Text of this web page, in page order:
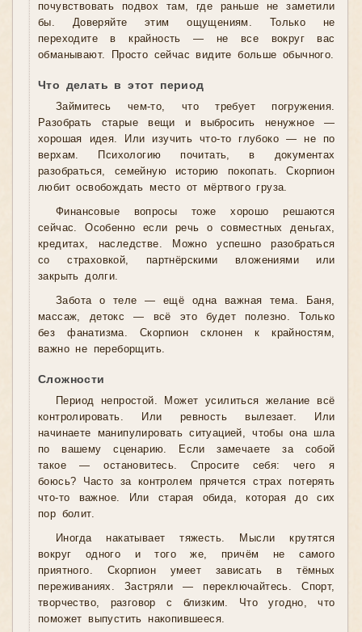
почувствовать подвох там, где раньше не заметили
бы. Доверяйте этим ощущениям. Только не
переходите в крайность — не все вокруг вас
обманывают. Просто сейчас видите больше обычного.
Что делать в этот период
Займитесь чем-то, что требует погружения.
Разобрать старые вещи и выбросить ненужное —
хорошая идея. Или изучить что-то глубоко — не по
верхам. Психологию почитать, в документах
разобраться, семейную историю покопать. Скорпион
любит освобождать место от мёртвого груза.
Финансовые вопросы тоже хорошо решаются
сейчас. Особенно если речь о совместных деньгах,
кредитах, наследстве. Можно успешно разобраться
со страховкой, партнёрскими вложениями или
закрыть долги.
Забота о теле — ещё одна важная тема. Баня,
массаж, детокс — всё это будет полезно. Только
без фанатизма. Скорпион склонен к крайностям,
важно не переборщить.
Сложности
Период непростой. Может усилиться желание всё
контролировать. Или ревность вылезает. Или
начинаете манипулировать ситуацией, чтобы она шла
по вашему сценарию. Если замечаете за собой
такое — остановитесь. Спросите себя: чего я
боюсь? Часто за контролем прячется страх потерять
что-то важное. Или старая обида, которая до сих
пор болит.
Иногда накатывает тяжесть. Мысли крутятся
вокруг одного и того же, причём не самого
приятного. Скорпион умеет зависать в тёмных
переживаниях. Застряли — переключайтесь. Спорт,
творчество, разговор с близким. Что угодно, что
поможет выпустить накопившееся.